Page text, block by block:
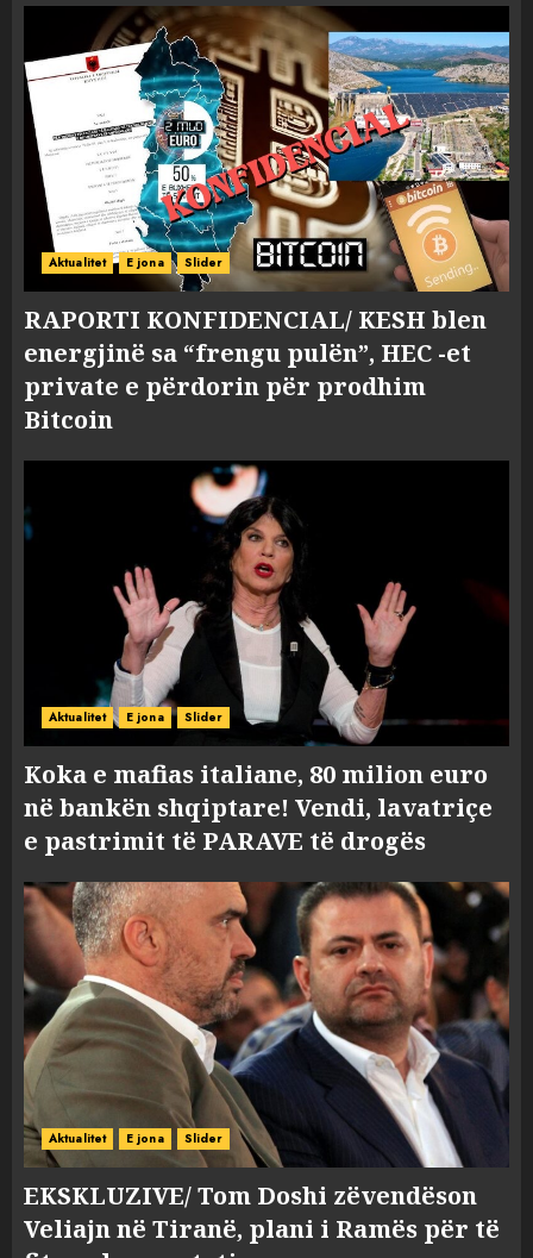
Aktualitet E jona Slider
RAPORTI KONFIDENCIAL/ KESH blen
energjinë sa “frengu pulën”, HEC -et
private e përdorin për prodhim
Bitcoin
Aktualitet E jona Slider
Koka e mafias italiane, 80 milion euro
në bankën shqiptare! Vendi, lavatriçe
e pastrimit të PARAVE të drogës
Aktualitet E jona Slider
EKSKLUZIVE/ Tom Doshi zëvendëson
Veliajn në Tiranë, plani i Ramës për të